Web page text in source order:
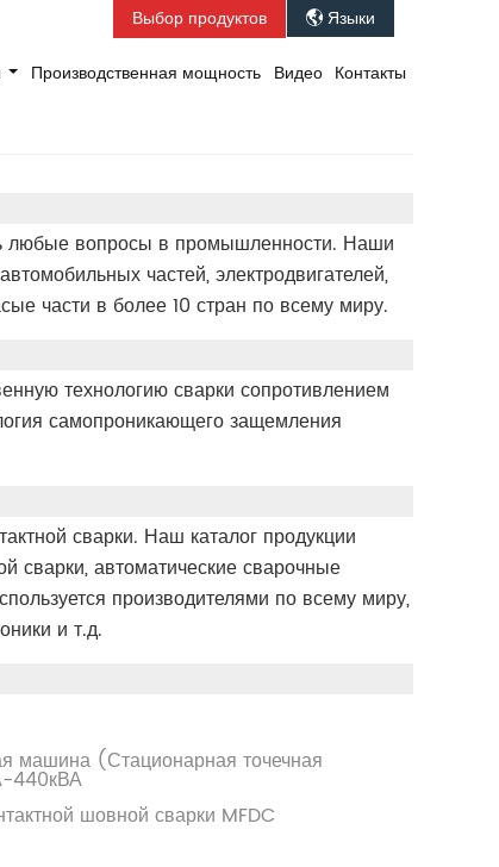
Выбор продуктов  Языки
Производственная мощность Видео Контакты
любые вопросы в промышленности. Наши
частей, электродвигателей,
части в более 10 стран по всему миру.
технологию сварки сопротивлением
самопроникающего защемления
сварки. Наш каталог продукции
автоматические сварочные
производителями по всему миру,
и т.д.
машина (Стационарная точечная
440кВА
шовной сварки MFDC